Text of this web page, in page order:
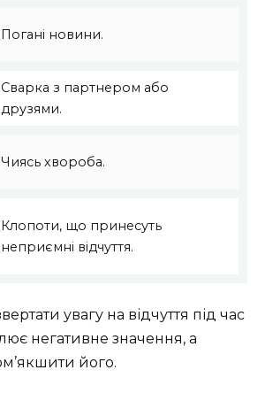
Погані новини.
Сварка з партнером або
друзями.
Чиясь хвороба.
Клопоти, що принесуть
неприємні відчуття.
увагу на відчуття під час
негативне значення, а
його.